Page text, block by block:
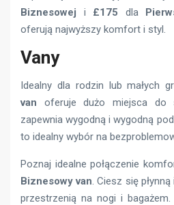
Biznesowej i £175 dla
oferują najwyższy komfort i styl.
Vany
Idealny dla rodzin lub małych
van oferuje dużo miejsca do
zapewnia wygodną i wygodną
to idealny wybór na
Poznaj idealne połączenie
Biznesowy van. Ciesz się
przestrzenią na nogi i bagażem.